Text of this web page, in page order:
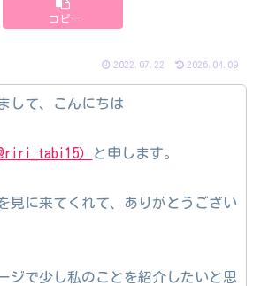
コピー
2022.07.22 2026.04.09
して、こんにちは
） と申します。
見に来てくれて、ありがとうござい
ジで少し私のことを紹介したいと思